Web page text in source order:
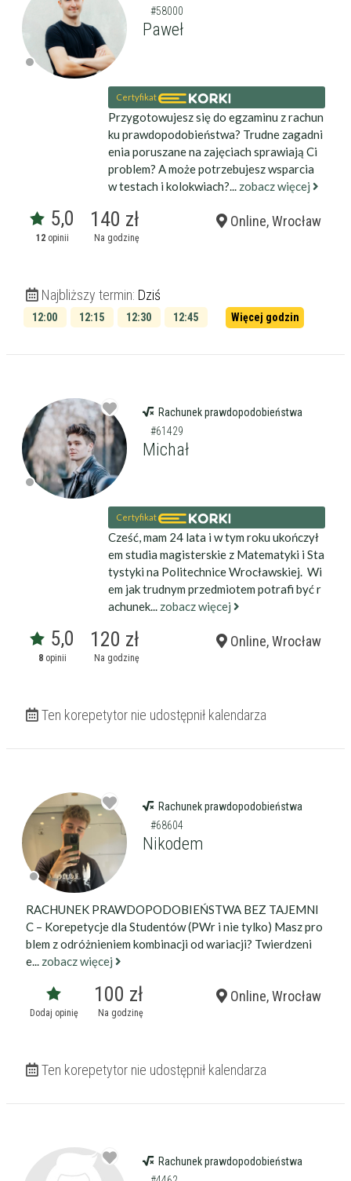
#58000
Paweł
Certyfikat
Przygotowujesz się do egzaminu z rachun
ku prawdopodobieństwa? Trudne zagadni
enia poruszane na zajęciach sprawiają Ci
problem? A może potrzebujesz wsparcia
w testach i kolokwiach?... zobacz więcej
5,0
12opinii
140 zł
Na godzinę
Online, Wrocław
Najbliższy termin: Dziś
12:00 12:15 12:30
12:45
Więcej godzin
Rachunek prawdopodobieństwa
#61429
Michał
Certyfikat
Cześć, mam 24 lata i w tym roku ukończył
em studia magisterskie z Matematyki i Sta
tystyki na Politechnice Wrocławskiej. Wi
em jak trudnym przedmiotem potrafi być r
achunek... zobacz więcej
5,0
8opinii
120 zł
Na godzinę
Online, Wrocław
Ten korepetytor nie udostępnił kalendarza
Rachunek prawdopodobieństwa
#68604
Nikodem
RACHUNEK PRAWDOPODOBIEŃSTWA BEZ TAJEMNI
C – Korepetycje dla Studentów (PWr i nie tylko) Masz pro
blem z odróżnieniem kombinacji od wariacji? Twierdzeni
e... zobacz więcej
Dodaj opinię
100 zł
Na godzinę
Online, Wrocław
Ten korepetytor nie udostępnił kalendarza
Rachunek prawdopodobieństwa